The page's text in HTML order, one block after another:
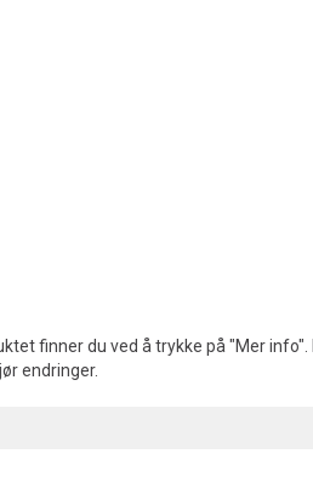
finner du ved å trykke på "Mer
endringer.